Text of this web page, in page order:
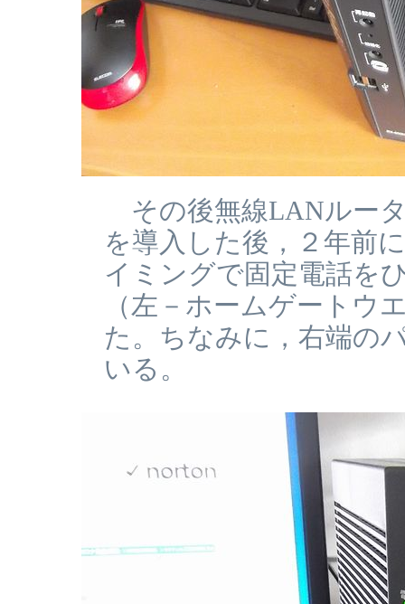
その後無線LANルー
を導入した後，２年前
イミングで固定電話を
（左－ホームゲートウ
た。ちなみに，右端の
いる。